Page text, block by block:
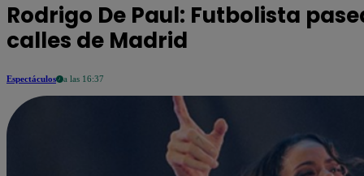
Rodrigo De Paul: Futbolista
calles de Madrid
Espectáculos a las 16:37